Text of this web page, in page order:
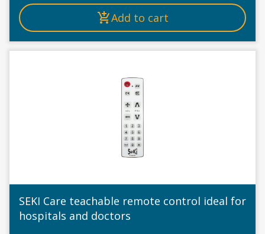
Add to cart
SEKI Care teachable remote control ideal for
hospitals and doctors